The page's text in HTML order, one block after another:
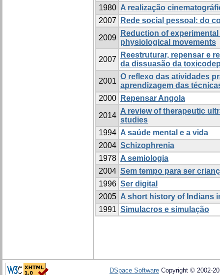
1980 A realização
2007
Rede social pessoal: do
2009
Reduction of
physiological movements
2007
Reestruturar, repensar e
da dissuasão da
2001
O reflexo das atividades
aprendizagem das
2000
Repensar Angola
2014
A review of therapeutic
studies
1994 A saúde mental e a vida
2004 Schizophrenia
1978 A semiologia
2004 Sem tempo para ser
1996 Ser digital
2005 A short history of Indians
1991 Simulacros e simulação
DSpace Software Copyright © 2002-